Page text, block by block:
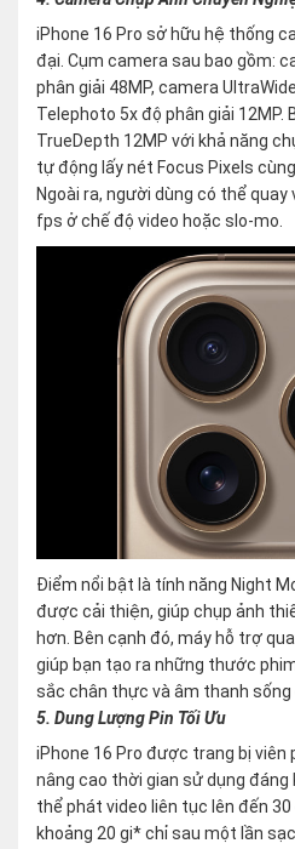
iPhone 16 Pro sở hữu hệ thống
đại. Cụm camera sau bao gồm:
phân giải 48MP, camera
Telephoto 5x độ phân giải 12MP.
TrueDepth 12MP với khả năng
tự động lấy nét Focus Pixels
Ngoài ra, người dùng có thể quay
fps ở chế độ video hoặc slo-mo.
Điểm nổi bật là tính năng Night
được cải thiện, giúp chụp ảnh
hơn. Bên cạnh đó, máy hỗ trợ
giúp bạn tạo ra những thước
sắc chân thực và âm thanh sống
5. Dung Lượng Pin Tối Ưu
iPhone 16 Pro được trang bị viên
nâng cao thời gian sử dụng đáng
thể phát video liên tục lên đến
khoảng 20 gi* chỉ sau một lần